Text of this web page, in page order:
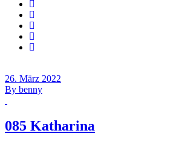
26. März 2022
By benny
085 Katharina